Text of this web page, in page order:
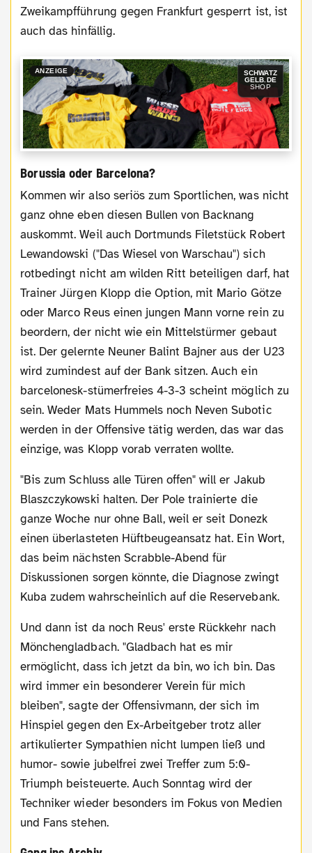
Zweikampfführung gegen Frankfurt gesperrt ist, ist
auch das hinfällig.
ANZEIGE
SCHWATZ
GELB.DE
SHOP
Borussia oder Barcelona?
Kommen wir also seriös zum Sportlichen, was nicht
ganz ohne eben diesen Bullen von Backnang
auskommt. Weil auch Dortmunds Filetstück Robert
Lewandowski ("Das Wiesel von Warschau") sich
rotbedingt nicht am wilden Ritt beteiligen darf, hat
Trainer Jürgen Klopp die Option, mit Mario Götze
oder Marco Reus einen jungen Mann vorne rein zu
beordern, der nicht wie ein Mittelstürmer gebaut
ist. Der gelernte Neuner Balint Bajner aus der U23
wird zumindest auf der Bank sitzen. Auch ein
barcelonesk-stümerfreies 4-3-3 scheint möglich zu
sein. Weder Mats Hummels noch Neven Subotic
werden in der Offensive tätig werden, das war das
einzige, was Klopp vorab verraten wollte.
"Bis zum Schluss alle Türen offen" will er Jakub
Blaszczykowski halten. Der Pole trainierte die
ganze Woche nur ohne Ball, weil er seit Donezk
einen überlasteten Hüftbeugeansatz hat. Ein Wort,
das beim nächsten Scrabble-Abend für
Diskussionen sorgen könnte, die Diagnose zwingt
Kuba zudem wahrscheinlich auf die Reservebank.
Und dann ist da noch Reus' erste Rückkehr nach
Mönchengladbach. "Gladbach hat es mir
ermöglicht, dass ich jetzt da bin, wo ich bin. Das
wird immer ein besonderer Verein für mich
bleiben", sagte der Offensivmann, der sich im
Hinspiel gegen den Ex-Arbeitgeber trotz aller
artikulierter Sympathien nicht lumpen ließ und
humor- sowie jubelfrei zwei Treffer zum 5:0-
Triumph beisteuerte. Auch Sonntag wird der
Techniker wieder besonders im Fokus von Medien
und Fans stehen.